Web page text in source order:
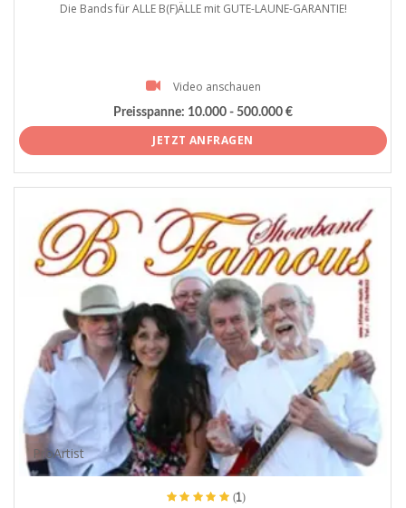
Die Bands für ALLE B(F)ÄLLE mit GUTE-LAUNE-GARANTIE!
Video anschauen
Preisspanne: 10.000 - 500.000 €
JETZT ANFRAGEN
ProArtist
(1)